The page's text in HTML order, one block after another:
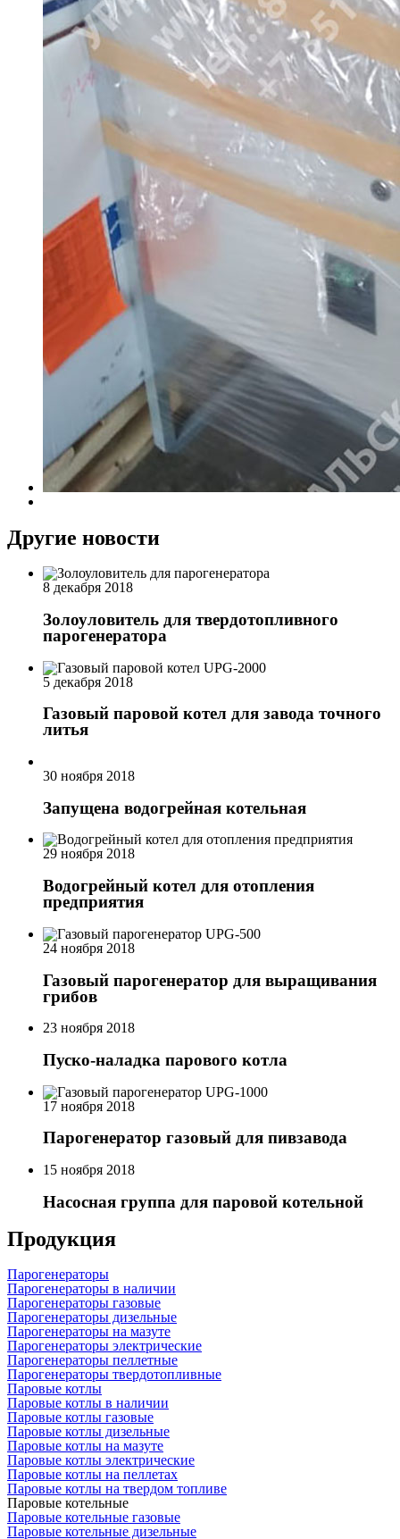
Другие новости
8 декабря 2018
Золоуловитель для твердотопливного
парогенератора
5 декабря 2018
Газовый паровой котел для завода точного
литья
30 ноября 2018
Запущена водогрейная котельная
29 ноября 2018
Водогрейный котел для отопления
предприятия
24 ноября 2018
Газовый парогенератор для выращивания
грибов
23 ноября 2018
Пуско-наладка парового котла
17 ноября 2018
Парогенератор газовый для пивзавода
15 ноября 2018
Насосная группа для паровой котельной
Продукция
Парогенераторы
Парогенераторы в наличии
Парогенераторы газовые
Парогенераторы дизельные
Парогенераторы на мазуте
Парогенераторы электрические
Парогенераторы пеллетные
Парогенераторы твердотопливные
Паровые котлы
Паровые котлы в наличии
Паровые котлы газовые
Паровые котлы дизельные
Паровые котлы на мазуте
Паровые котлы электрические
Паровые котлы на пеллетах
Паровые котлы на твердом топливе
Паровые котельные
Паровые котельные газовые
Паровые котельные дизельные